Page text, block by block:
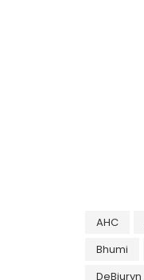
AHC
Bhumi
DeBiuryn